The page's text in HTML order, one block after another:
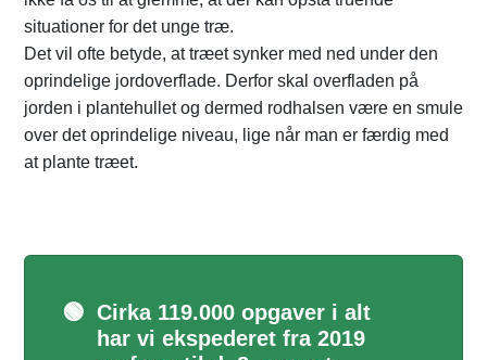
situationer for det unge træ.
Det vil ofte betyde, at træet synker med ned under den
oprindelige jordoverflade. Derfor skal overfladen på
jorden i plantehullet og dermed rodhalsen være en smule
over det oprindelige niveau, lige når man er færdig med
at plante træet.
🟢 Cirka 119.000 opgaver i alt
har vi ekspederet fra 2019